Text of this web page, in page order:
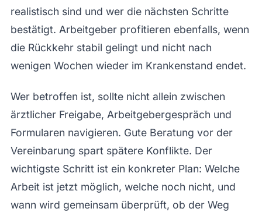
realistisch sind und wer die nächsten Schritte
bestätigt. Arbeitgeber profitieren ebenfalls, wenn
die Rückkehr stabil gelingt und nicht nach
wenigen Wochen wieder im Krankenstand endet.
Wer betroffen ist, sollte nicht allein zwischen
ärztlicher Freigabe, Arbeitgebergespräch und
Formularen navigieren. Gute Beratung vor der
Vereinbarung spart spätere Konflikte. Der
wichtigste Schritt ist ein konkreter Plan: Welche
Arbeit ist jetzt möglich, welche noch nicht, und
wann wird gemeinsam überprüft, ob der Weg